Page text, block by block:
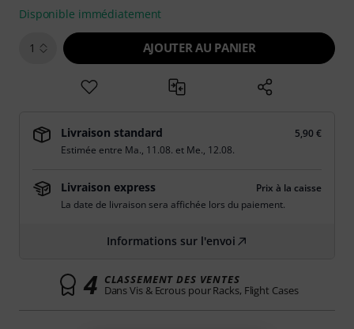
Disponible immédiatement
1 AJOUTER AU PANIER
Livraison standard
5,90 €
Estimée entre Ma., 11.08. et Me., 12.08.
Livraison express
Prix à la caisse
La date de livraison sera affichée lors du paiement.
Informations sur l'envoi
4 CLASSEMENT DES VENTES
Dans Vis & Ecrous pour Racks, Flight Cases